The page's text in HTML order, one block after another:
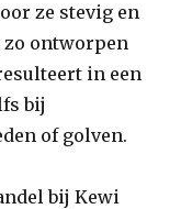
ze stevig en
zo ontworpen
in een
bij
of golven.
bij Kewi